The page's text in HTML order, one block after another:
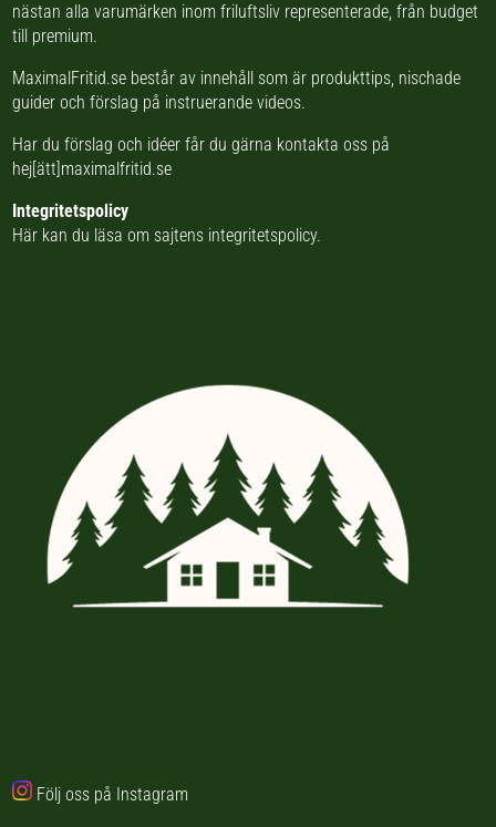
nästanalla varumärken inom friluftsliv representerade, från budget
till premium.
MaximalFritid.se består av innehåll som är produkttips, nischade
guider och förslag på instruerande videos.
Har du förslag och idéer får du gärna kontakta oss på
hej[ätt]maximalfritid.se
Integritetspolicy
Här kan du läsa om sajtens integritetspolicy.
Följ oss på Instagram